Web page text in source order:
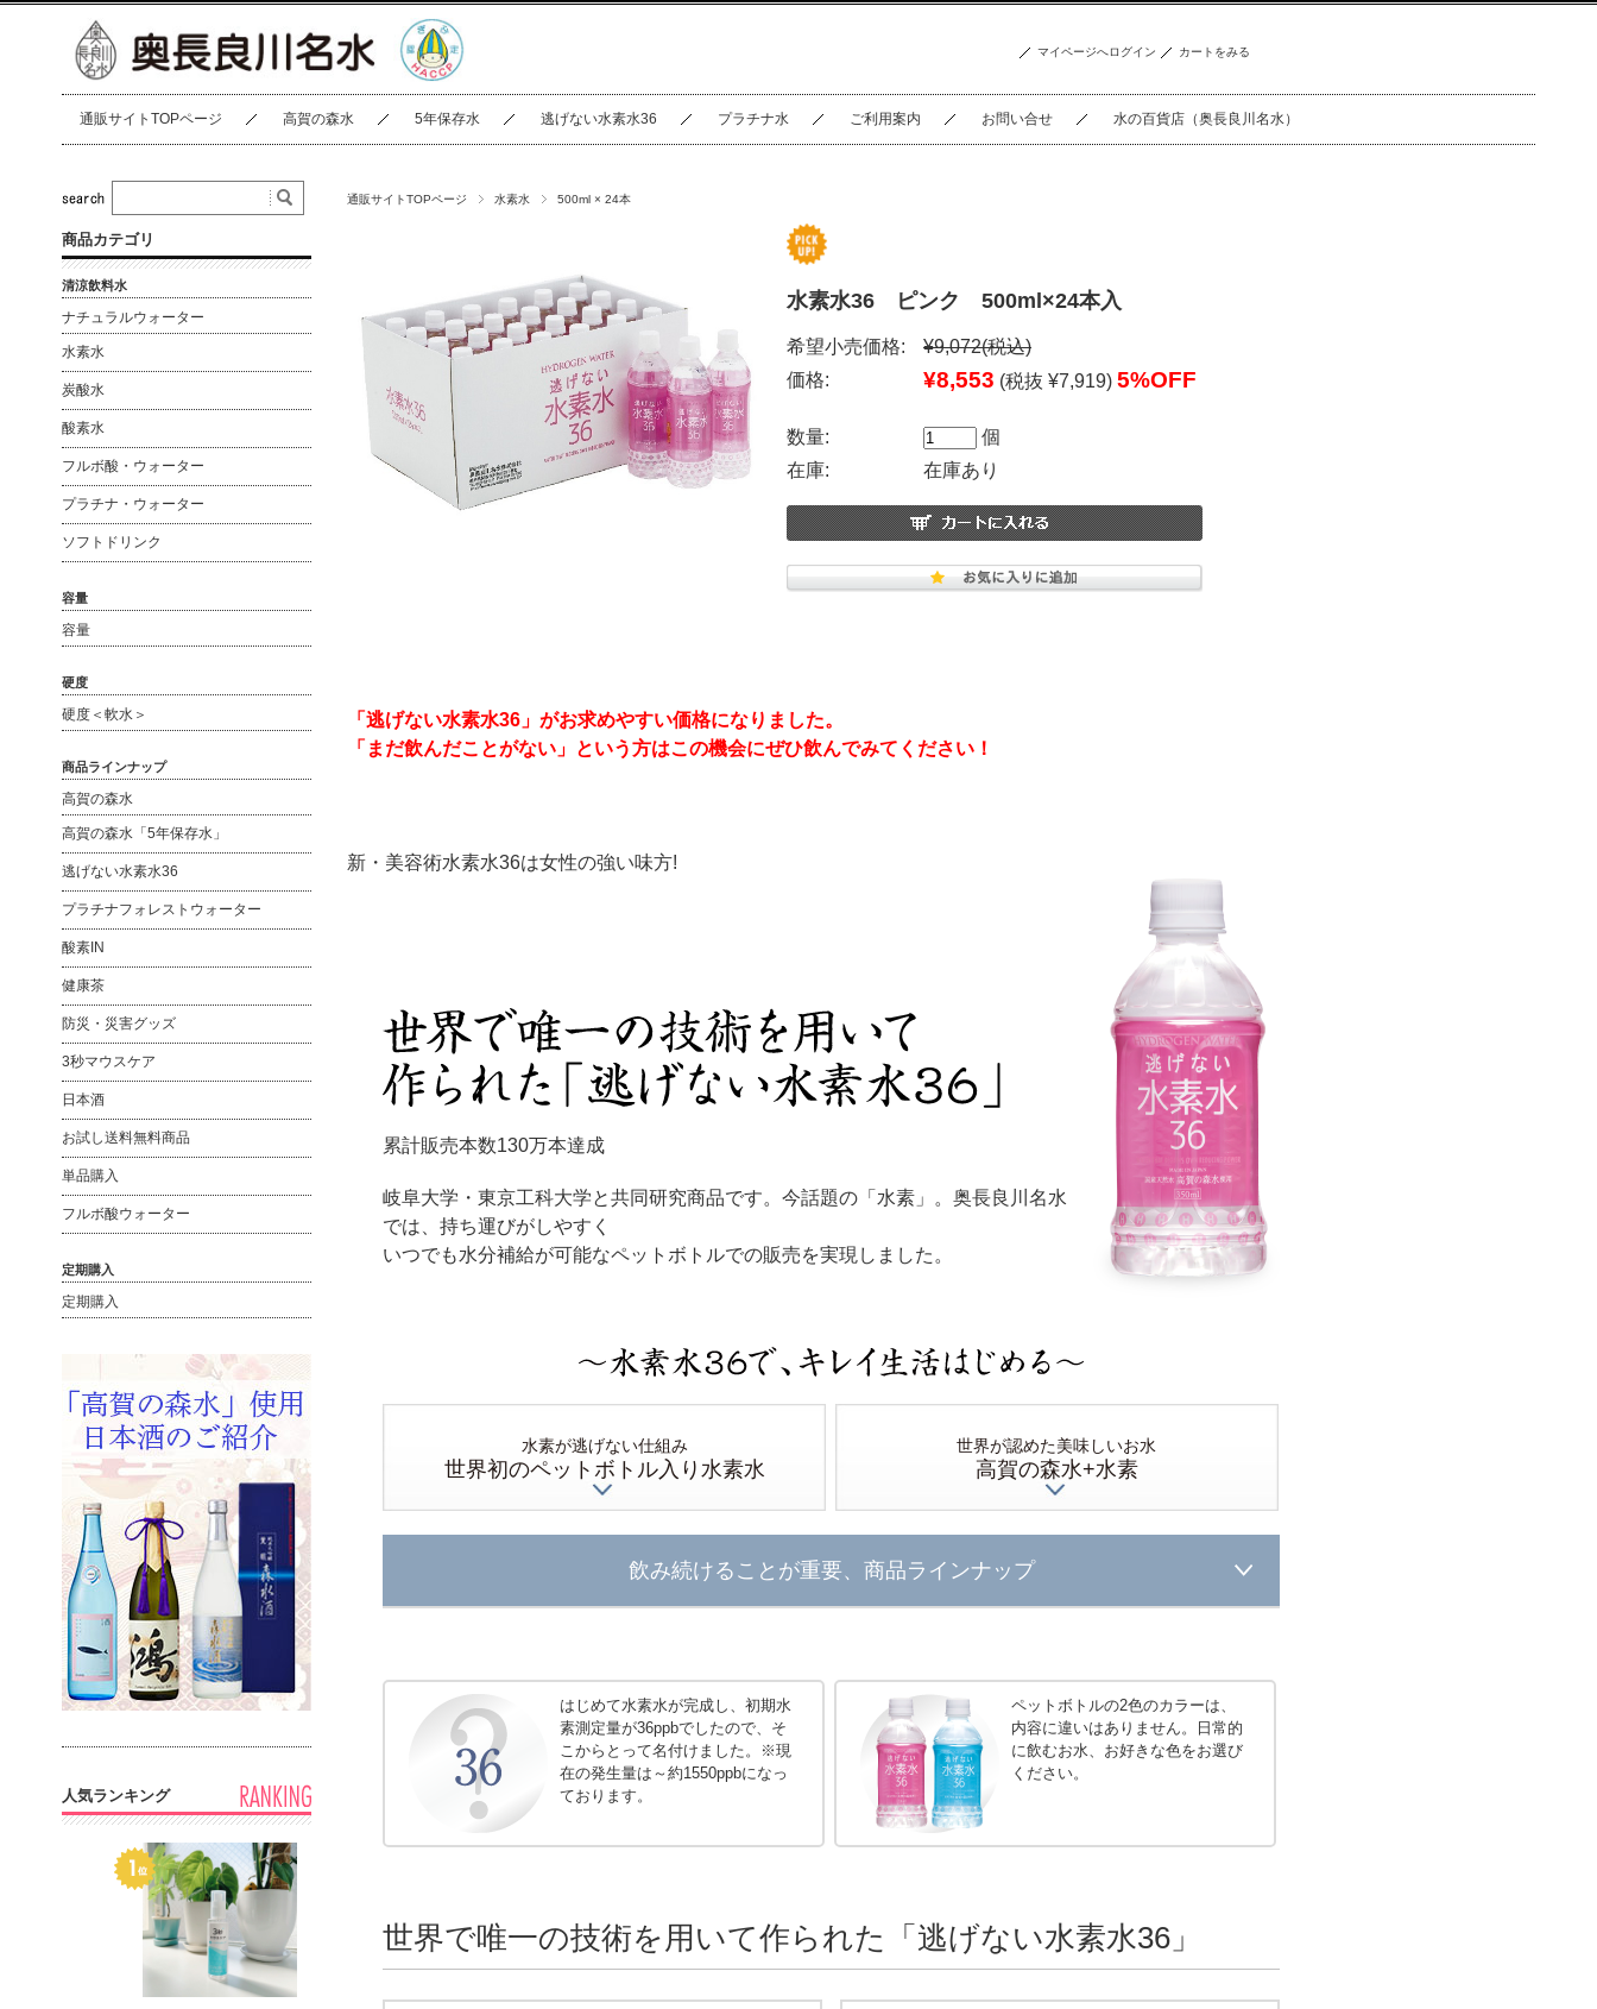
マイページへログイン カートをみる
通販サイトTOPページ 高賀の森水 5年保存水 逃げない水素水36 プラチナ水 ご利用案内 お問い合せ 水の百貨店（奥長良川名水）
通販サイトTOPページ 水素水 500ml × 24本
水素水36 ピンク 500ml×24本入
希望小売価格: ¥9,072(税込)
価格:
¥8,553 (税抜 ¥7,919) 5%OFF
数量:
個
在庫:
在庫あり
「逃げない水素水36」がお求めやすい価格になりました。
「まだ飲んだことがない」という方はこの機会にぜひ飲んでみてください！
新・美容術水素水36は女性の強い味方!
累計販売本数130万本達成
岐阜大学・東京工科大学と共同研究商品です。今話題の「水素」。奥長良川名水
では、持ち運びがしやすく
いつでも水分補給が可能なペットボトルでの販売を実現しました。
水素が逃げない仕組み
世界初のペットボトル入り水素水
世界が認めた美味しいお水
高賀の森水+水素
飲み続けることが重要、商品ラインナップ
はじめて水素水が完成し、初期水
素測定量が36ppbでしたので、そ
こからとって名付けました。※現
在の発生量は～約1550ppbになっ
ております。
ペットボトルの2色のカラーは、
内容に違いはありません。日常的
に飲むお水、お好きな色をお選び
ください。
世界で唯一の技術を用いて作られた 「逃げない水素水36」
商品カテゴリ
清涼飲料水
ナチュラルウォーター
水素水
炭酸水
酸素水
フルボ酸・ウォーター
プラチナ・ウォーター
ソフトドリンク
容量
容量
硬度
硬度＜軟水＞
商品ラインナップ
高賀の森水
高賀の森水「5年保存水」
逃げない水素水36
プラチナフォレストウォーター
酸素IN
健康茶
防災・災害グッズ
3秒マウスケア
日本酒
お試し送料無料商品
単品購入
フルボ酸ウォーター
定期購入
定期購入
人気ランキング